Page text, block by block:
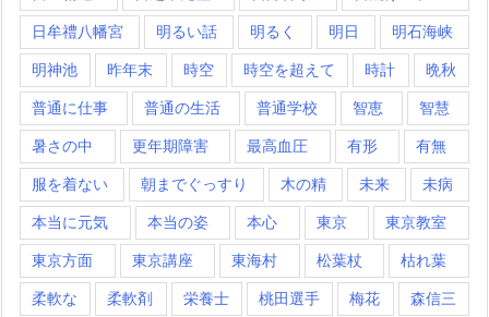
日牟禮八幡宮 明るい話 明るく 明日 明石海峡
明神池 昨年末 時空 時空を超えて 時計 晩秋
普通に仕事 普通の生活 普通学校 智恵 智慧
暑さの中 更年期障害 最高血圧 有形 有無
服を着ない 朝までぐっすり 木の精 未来 未病
本当に元気 本当の姿 本心 東京 東京教室
東京方面 東京講座 東海村 松葉杖 枯れ葉
柔軟な 柔軟剤 栄養士 桃田選手 梅花 森信三